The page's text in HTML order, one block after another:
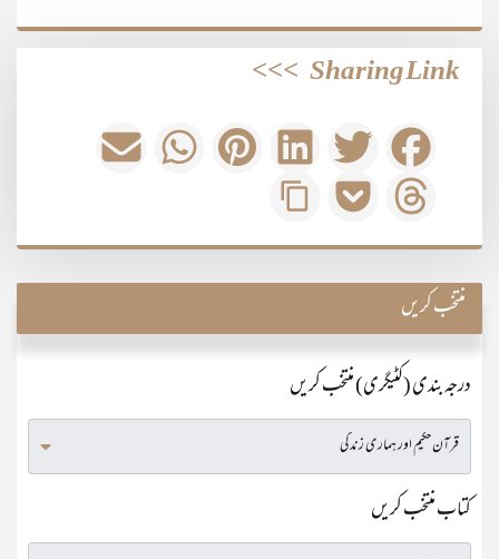
Sharing Link
>>>
منتخب کریں
درجہ بندی (کٹیگری) منتخب کریں
کتاب منتخب کریں